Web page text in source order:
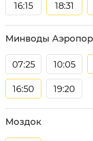
16:15 18:31
Минводы
07:25 10:05
16:50 19:20
Моздок